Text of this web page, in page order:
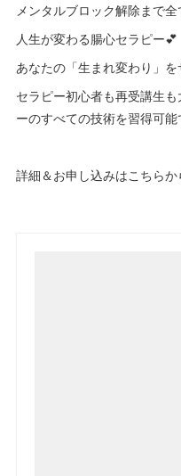
メンタルブロック解除まで
人生が変わる腸心セラピー💕
あなたの「生まれ変わり」を
セラピー初心者も再受講生
ーのすべての技術を習得
詳細＆お申し込みはこちら